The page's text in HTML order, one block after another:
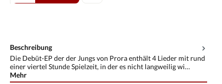
Beschreibung
Die Debüt-EP der der Jungs von Prora enthält 4 Lieder mit rund
einer viertel Stunde Spielzeit, in der es nicht langweilig wi…
Mehr